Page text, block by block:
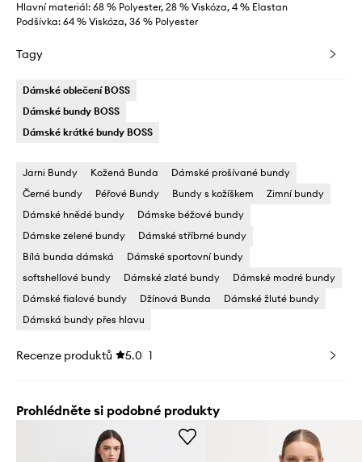
Hlavní materiál: 68 % Polyester, 28 % Viskóza, 4 % Elastan
Podšívka: 64 % Viskóza, 36 % Polyester
Tagy
Dámské oblečení BOSS
Dámské bundy BOSS
Dámské krátké bundy BOSS
Jarni Bundy Kožená Bunda
Dámské prošívané bundy
Černé bundy
Péřové Bundy Bundy s kožíškem
Zimní bundy
Dámské hnědé bundy
Dámske béžové bundy
Dámske zelené bundy
Dámské stříbrné bundy
Bílá bunda dámská
Dámské sportovní bundy
softshellové bundy
Dámské zlaté bundy
Dámské modré bundy
Dámské fialové bundy
Džínová Bunda
Dámské žluté bundy
Dámská bundy přes hlavu
Recenze produktů 5.0 1
Prohlédněte si podobné produkty